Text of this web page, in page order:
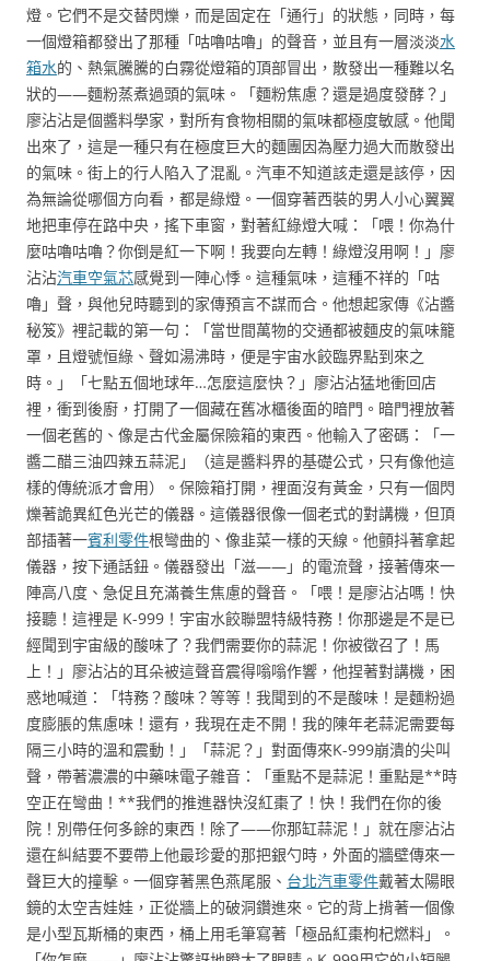
燈。它們不是交替閃爍，而是固定在「通行」的狀態，同時，每
一個燈箱都發出了那種「咕嚕咕嚕」的聲音，並且有一層淡淡水
箱水的、熱氣騰騰的白霧從燈箱的頂部冒出，散發出一種難以名
狀的——麵粉蒸煮過頭的氣味。「麵粉焦慮？還是過度發酵？」
廖沾沾是個醬料學家，對所有食物相關的氣味都極度敏感。他聞
出來了，這是一種只有在極度巨大的麵團因為壓力過大而散發出
的氣味。街上的行人陷入了混亂。汽車不知道該走還是該停，因
為無論從哪個方向看，都是綠燈。一個穿著西裝的男人小心翼翼
地把車停在路中央，搖下車窗，對著紅綠燈大喊：「喂！你為什
麼咕嚕咕嚕？你倒是紅一下啊！我要向左轉！綠燈沒用啊！」廖
沾沾汽車空氣芯感覺到一陣心悸。這種氣味，這種不祥的「咕
嚕」聲，與他兒時聽到的家傳預言不謀而合。他想起家傳《沾醬
秘笈》裡記載的第一句：「當世間萬物的交通都被麵皮的氣味籠
罩，且燈號恒綠、聲如湯沸時，便是宇宙水餃臨界點到來之
時。」「七點五個地球年…怎麼這麼快？」廖沾沾猛地衝回店
裡，衝到後廚，打開了一個藏在舊冰櫃後面的暗門。暗門裡放著
一個老舊的、像是古代金屬保險箱的東西。他輸入了密碼：「一
醬二醋三油四辣五蒜泥」（這是醬料界的基礎公式，只有像他這
樣的傳統派才會用）。保險箱打開，裡面沒有黃金，只有一個閃
爍著詭異紅色光芒的儀器。這儀器很像一個老式的對講機，但頂
部插著一賓利零件根彎曲的、像韭菜一樣的天線。他顫抖著拿起
儀器，按下通話鈕。儀器發出「滋——」的電流聲，接著傳來一
陣高八度、急促且充滿養生焦慮的聲音。「喂！是廖沾沾嗎！快
接聽！這裡是 K-999！宇宙水餃聯盟特級特務！你那邊是不是已
經聞到宇宙級的酸味了？我們需要你的蒜泥！你被徵召了！馬
上！」廖沾沾的耳朵被這聲音震得嗡嗡作響，他捏著對講機，困
惑地喊道：「特務？酸味？等等！我聞到的不是酸味！是麵粉過
度膨脹的焦慮味！還有，我現在走不開！我的陳年老蒜泥需要每
隔三小時的溫和震動！」「蒜泥？」對面傳來K-999崩潰的尖叫
聲，帶著濃濃的中藥味電子雜音：「重點不是蒜泥！重點是**時
空正在彎曲！**我們的推進器快沒紅棗了！快！我們在你的後
院！別帶任何多餘的東西！除了——你那缸蒜泥！」就在廖沾沾
還在糾結要不要帶上他最珍愛的那把銀勺時，外面的牆壁傳來一
聲巨大的撞擊。一個穿著黑色燕尾服、 台北汽車零件戴著太陽眼
鏡的太空吉娃娃，正從牆上的破洞鑽進來。它的背上揹著一個像
是小型瓦斯桶的東西，桶上用毛筆寫著「極品紅棗枸杞燃料」。